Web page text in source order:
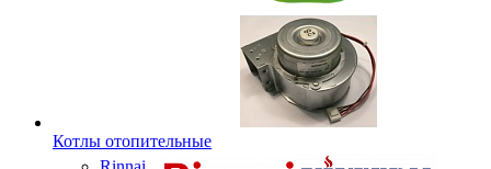
Котлы отопительные